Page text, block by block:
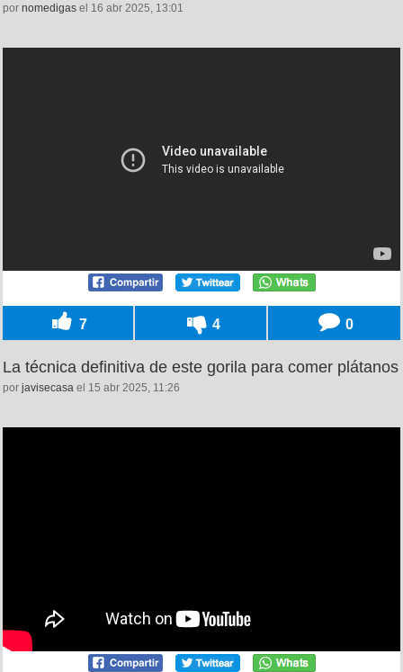
por nomedigas el 16 abr 2025, 13:01
7 4 0
La técnica definitiva de este gorila para comer plátanos
por javisecasa el 15 abr 2025, 11:26